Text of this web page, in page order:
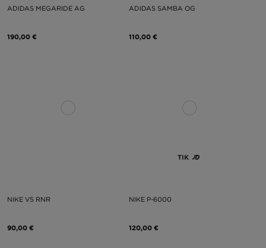
ADIDAS MEGARIDE AG
190,00 €
ADIDAS SAMBA OG
110,00 €
NIKE V5 RNR
90,00 €
TIK
NIKE P-6000
120,00 €